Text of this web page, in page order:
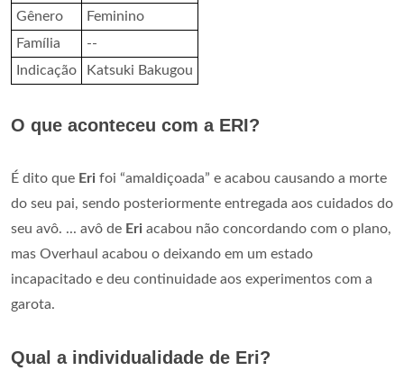
Gênero
Feminino
Família
--
Indicação
Katsuki Bakugou
O que aconteceu com a ERI?
É dito que Eri foi “amaldiçoada” e acabou causando a morte
do seu pai, sendo posteriormente entregada aos cuidados do
seu avô. ... avô de Eri acabou não concordando com o plano,
mas Overhaul acabou o deixando em um estado
incapacitado e deu continuidade aos experimentos com a
garota.
Qual a individualidade de Eri?